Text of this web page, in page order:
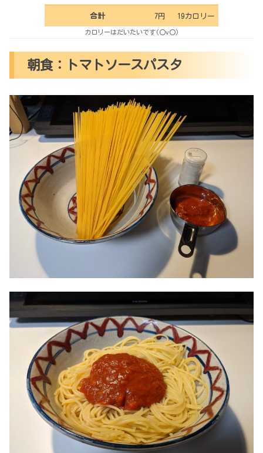
合計 7円 19カロリー
カロリーはだいたいです(〇v〇)
朝食：トマトソースパスタ